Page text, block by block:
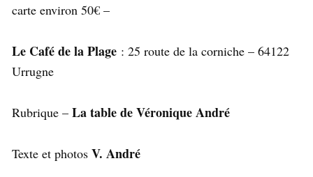
carte environ 50€ –
Le Café de la Plage : 25 route de la corniche – 64122
Urrugne
Rubrique – La table de Véronique André
Texte et photos V. André